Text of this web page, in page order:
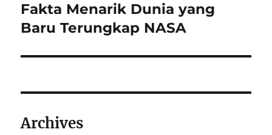
post:
Fakta Menarik Dunia yang
Baru Terungkap NASA
Archives